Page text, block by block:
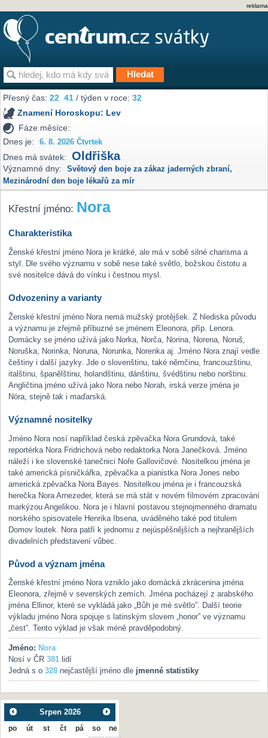
reklama
Přesný čas:22 41 / týden v roce:32
Znamení Horoskopu: Lev
Fáze měsíce:
Dnes je:
6. 8. 2026 Čtvrtek
Dnes má svátek: Oldřiška
Významné dny: Světový den boje za zákaz jaderných zbraní,
Mezinárodní den boje lékařů za mír
Křestní jméno: Nora
Charakteristika
Ženské křestní jméno Nora je krátké, ale má v sobě silné charisma a
styl. Dle svého významu v sobě nese také světlo, božskou čistotu a
své nositelce dává do vínku i čestnou mysl.
Odvozeniny a varianty
Ženské křestní jméno Nora nemá mužský protějšek. Z hlediska původu
a významu je zřejmě příbuzné se jménem Eleonora, příp. Lenora.
Domácky se jméno užívá jako Norka, Norča, Norina, Norena, Noruš,
Noruška, Norinka, Noruna, Norunka, Norenka aj. Jméno Nora znají vedle
češtiny i další jazyky. Jde o slovenštinu, také němčinu, francouzštinu,
italštinu, španělštinu, holandštinu, dánštinu, švédštinu nebo norštinu.
Angličtina jméno užívá jako Nora nebo Norah, irská verze jména je
Nóra, stejně tak i maďarská.
Významné nositelky
Jméno Nora nosí například česká zpěvačka Nora Grundová, také
reportérka Nora Fridrichová nebo redaktorka Nora Janečková. Jméno
náleží i ke slovenské tanečnici Noře Gallovičové. Nositelkou jména je
také americká písničkářka, zpěvačka a pianistka Nora Jones nebo
americká zpěvačka Nora Bayes. Nositelkou jména je i francouzská
herečka Nora Arnezeder, která se má stát v novém filmovém zpracování
markýzou Angelikou. Nora je i hlavní postavou stejnojmenného dramatu
norského spisovatele Henrika Ibsena, uváděného také pod titulem
Domov loutek. Nora patří k jednomu z nejúspěšnějších a nejhranějších
divadelních představení vůbec.
Původ a význam jména
Ženské křestní jméno Nora vzniklo jako domácká zkrácenina jména
Eleonora, zřejmě v severských zemích. Jména pocházejí z arabského
jména Ellinor, které se vykládá jako „Bůh je mé světlo”. Další teorie
výkladu jméno Nora spojuje s latinským slovem „honor” ve významu
„čest”. Tento výklad je však méně pravděpodobný.
Jméno: Nora
Nosí v ČR 381lidí
Jedná s o 328nejčastější jméno dle jmenné statistiky
Srpen 2026
po út st čt pá so ne